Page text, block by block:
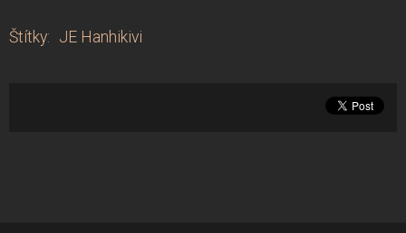
Štítky: JE Hanhikivi